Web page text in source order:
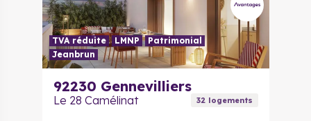
TVA réduite LMNP
Patrimonial
Jeanbrun
92230 Gennevilliers
Le 28 Camélinat 32logements